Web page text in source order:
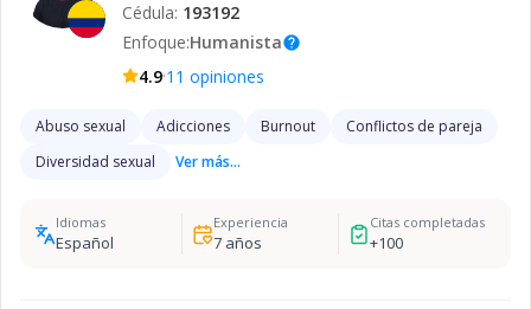
Cédula: 193192
Enfoque:Humanistahelp
4.9·11 opiniones
Abuso sexual Adicciones Burnout
Conflictos de pareja
Diversidad sexual
Ver más...
Idiomas
Español
Experiencia
7años
Citas completadas
+100